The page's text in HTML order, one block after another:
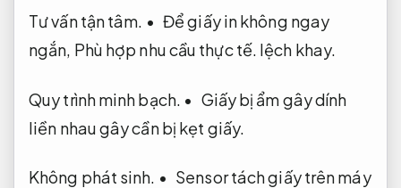
Tư vấn tận tâm. • Để giấy in không ngay
ngắn, Phù hợp nhu cầu thực tế. lệch khay.
Quy trình minh bạch. • Giấy bị ẩm gây dính
liền nhau gây cần bị kẹt giấy.
Không phát sinh. • Sensor tách giấy trên máy